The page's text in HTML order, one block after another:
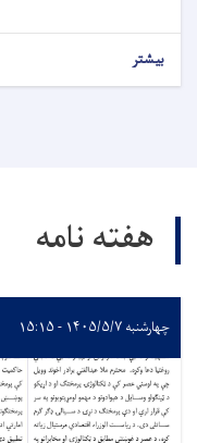
بیشتر
هفته نامه
چهارشنبه ۱۴۰۵/۵/۷ - ۱۵:۱۵